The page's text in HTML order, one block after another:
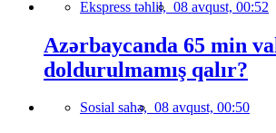
Ekspress təhlil, 08 avqust, 00:52
Azərbaycanda 65 min
doldurulmamış qalır?
Sosial sahə, 08 avqust, 00:50